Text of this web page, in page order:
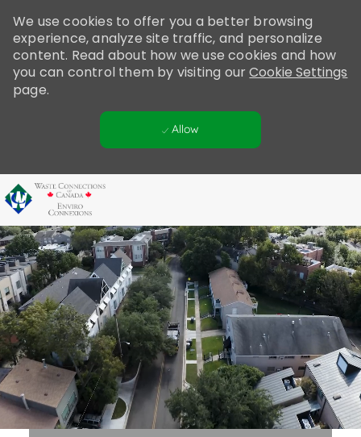
note:
This
website
includes
-
We use cookies to offer you a better browsing
experience, analyze site traffic, and personalize
content. Read about how we use cookies and how
you can control them by visiting ourCookie Settings
page.
Allow